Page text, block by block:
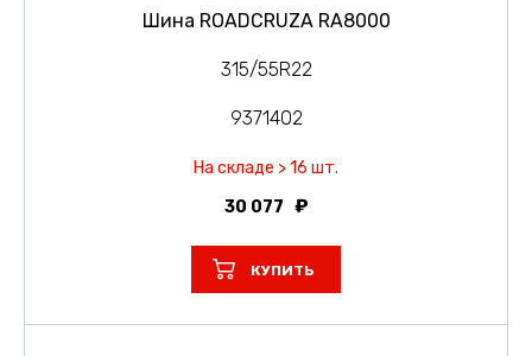
Шина ROADCRUZA RA8000
315/55R22
9371402
На складе > 16 шт.
30 077
КУПИТЬ